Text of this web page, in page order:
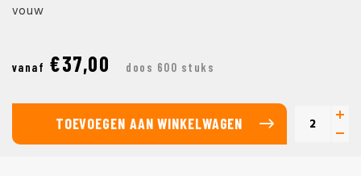
vouw
vanaf €37,00 doos 600 stuks
TOEVOEGEN AAN WINKELWAGEN